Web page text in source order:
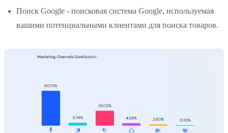
Поиск Google - поисковая система Google, используемая
вашими потенциальными клиентами для поиска товаров.